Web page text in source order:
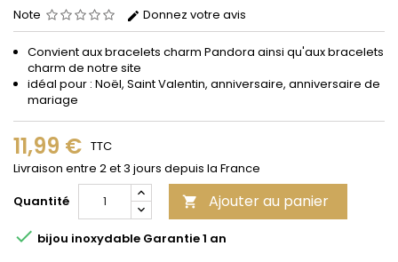
Note Donnez votre avis
Convient aux bracelets charm Pandora ainsi qu'aux bracelets
charm de notre site
idéal pour : Noël, Saint Valentin, anniversaire, anniversaire de
mariage
11,99 € TTC
Livraison entre 2 et 3 jours depuis la France
Quantité
 Ajouter au panier
 bijou inoxydable Garantie 1 an